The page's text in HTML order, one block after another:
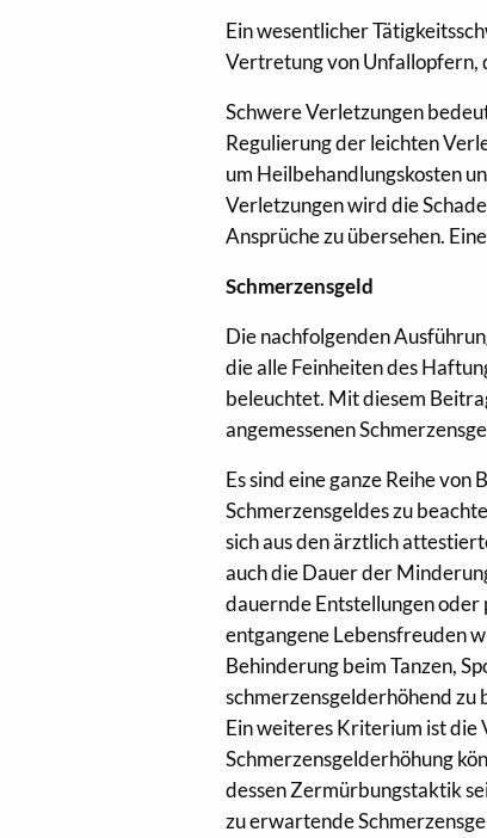
Ein wesentlicher
Vertretung von Unfallopfern,
Schwere Verletzungen
Regulierung der leichten
um Heilbehandlungskosten
Verletzungen wird die
Ansprüche zu übersehen.
Schmerzensgeld
Die nachfolgenden
die alle Feinheiten des
beleuchtet. Mit diesem
angemessenen
Es sind eine ganze Reihe
Schmerzensgeldes zu
sich aus den ärztlich
auch die Dauer der
dauernde Entstellungen
entgangene Lebensfreuden
Behinderung beim Tanzen,
schmerzensgelderhöhend
Ein weiteres Kriterium ist
Schmerzensgelderhöhung
dessen Zermürbungstaktik
zu erwartende